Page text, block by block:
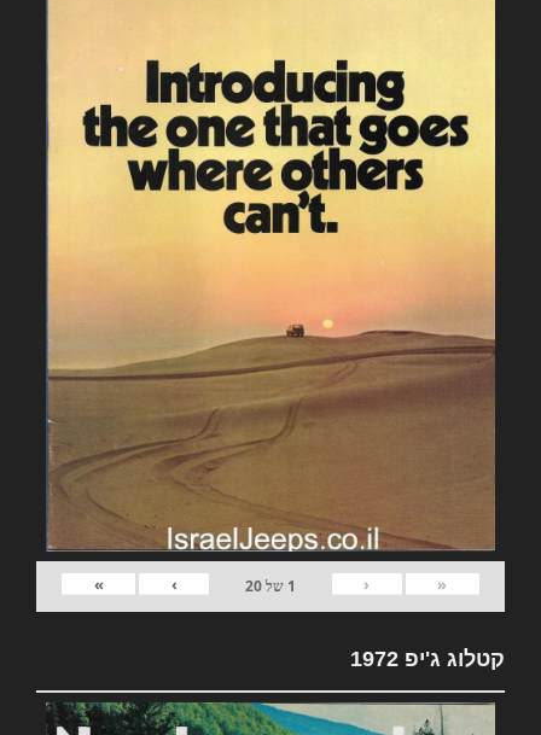
«
‹
1 של20
›
»
קטלוג ג'יפ 1972